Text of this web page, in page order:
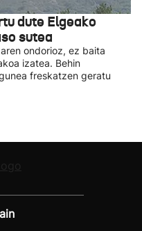
dute Elgeako
sutea
ondorioz, ez baita
izatea. Behin
freskatzen geratu